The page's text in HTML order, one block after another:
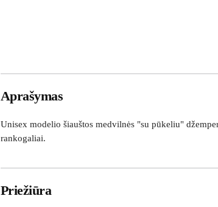
Aprašymas
Unisex modelio šiauštos medvilnės "su pūkeliu"
rankogaliai.
Priežiūra